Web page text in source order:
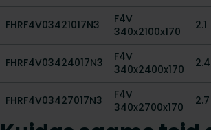
FHRF4V03421017N3
F4V
340x2100x170
2.1
FHRF4V03424017N3
F4V
340x2400x170
2.4
FHRF4V03427017N3
F4V
340x2700x170
2.7